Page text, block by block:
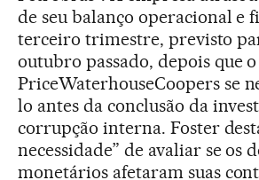
de seu balanço operacional e
terceiro trimestre, previsto
outubro passado, depois que
PriceWaterhouseCoopers se
lo antes da conclusão da
corrupção interna. Foster
necessidade” de avaliar se os
monetários afetaram suas